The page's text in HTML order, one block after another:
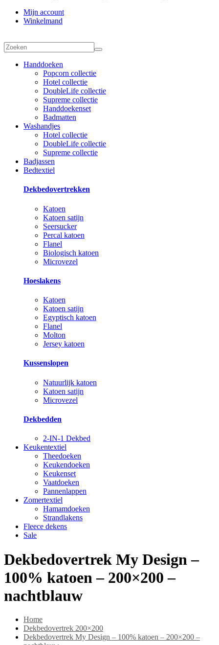
Mijn account
Winkelmand
Handdoeken
Popcorn collectie
Hotel collectie
DoubleLife collectie
Supreme collectie
Handdoekenset
Badmatten
Washandjes
Hotel collectie
DoubleLife collectie
Supreme collectie
Badjassen
Bedtextiel
Dekbedovertrekken
Katoen
Katoen satijn
Seersucker
Percal katoen
Flanel
Biologisch katoen
Microvezel
Hoeslakens
Katoen
Katoen satijn
Egyptisch katoen
Flanel
Molton
Jersey katoen
Kussenslopen
Natuurlijk katoen
Katoen satijn
Microvezel
Dekbedden
2-IN-1 Dekbed
Keukentextiel
Theedoeken
Keukendoeken
Keukenset
Vaatdoeken
Pannenlappen
Zomertextiel
Hamamdoeken
Strandlakens
Fleece dekens
Sale
Dekbedovertrek My Design –
100% katoen – 200×200 –
nachtblauw
Home
Dekbedovertrek 200×200
Dekbedovertrek My Design – 100% katoen – 200×200 –